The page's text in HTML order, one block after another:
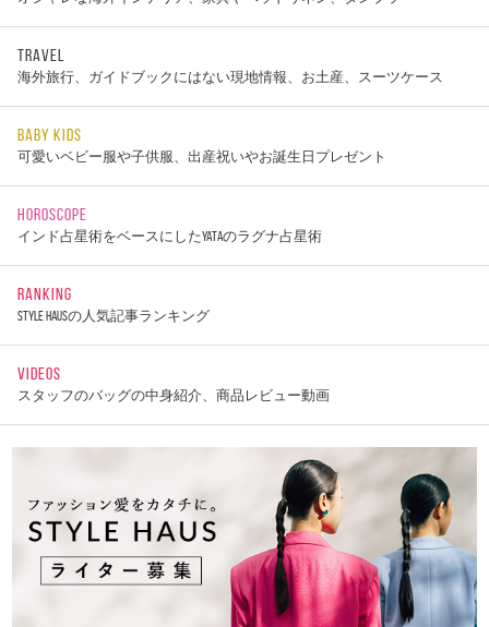
TRAVEL
海外旅行、ガイドブックにはない現地情報、お土産、スーツケース
BABY KIDS
可愛いベビー服や子供服、出産祝いやお誕生日プレゼント
HOROSCOPE
インド占星術をベースにしたYATAのラグナ占星術
RANKING
STYLE HAUSの人気記事ランキング
VIDEOS
スタッフのバッグの中身紹介、商品レビュー動画